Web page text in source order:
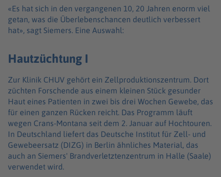
«Es hat sich in den vergangenen 10, 20 Jahren enorm viel
getan, was die Überlebenschancen deutlich verbessert
hat», sagt Siemers. Eine Auswahl:
Hautzüchtung I
Zur Klinik CHUV gehört ein Zellproduktionszentrum. Dort
züchten Forschende aus einem kleinen Stück gesunder
Haut eines Patienten in zwei bis drei Wochen Gewebe, das
für einen ganzen Rücken reicht. Das Programm läuft
wegen Crans-Montana seit dem 2. Januar auf Hochtouren.
In Deutschland liefert das Deutsche Institut für Zell- und
Gewebeersatz (DIZG) in Berlin ähnliches Material, das
auch an Siemers' Brandverletztenzentrum in Halle (Saale)
verwendet wird.